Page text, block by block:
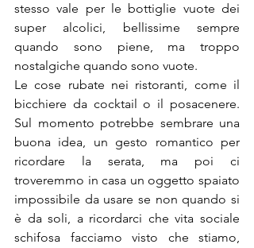
stesso vale per le bottiglie vuote dei
super alcolici, bellissime sempre
quando sono piene, ma troppo
nostalgiche quando sono vuote.
Le cose rubate nei ristoranti, come il
bicchiere da cocktail o il posacenere.
Sul momento potrebbe sembrare una
buona idea, un gesto romantico per
ricordare la serata, ma poi ci
troveremmo in casa un oggetto spaiato
impossibile da usare se non quando si
è da soli, a ricordarci che vita sociale
schifosa facciamo visto che stiamo,